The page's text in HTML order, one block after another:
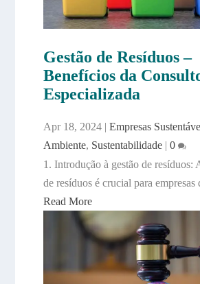
Gestão de Resíduos –
Benefícios da
Especializada
Apr 18, 2024| Empresas
Ambiente, Sustentabilidade| 0
1. Introdução à gestão de resíduos:
de resíduos é crucial para empresas
Read More